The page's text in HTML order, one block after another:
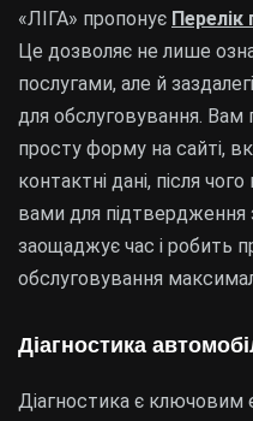
«ЛІГА» пропонує
Це дозволяє не лише
послугами, але й
для обслуговування. Вам
просту форму на сайті,
контактні дані, після
вами для підтвердження
заощаджує час і робить
обслуговування
Діагностика
Діагностика є ключовим